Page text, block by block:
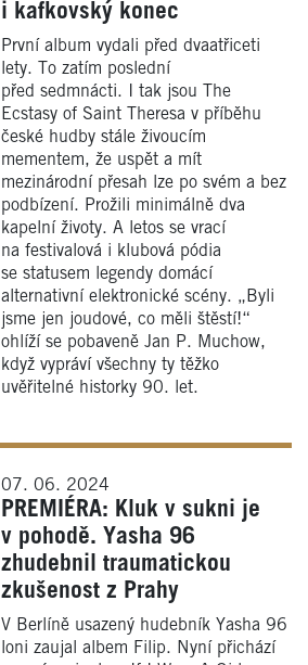
i kafkovský konec
První album vydali před dvaatřiceti
lety. To zatím poslední
před sedmnácti. I tak jsou The
Ecstasy of Saint Theresa v příběhu
české hudby stále živoucím
mementem, že uspět a mít
mezinárodní přesah lze po svém a bez
podbízení. Prožili minimálně dva
kapelní životy. A letos se vrací
na festivalová i klubová pódia
se statusem legendy domácí
alternativní elektronické scény. „Byli
jsme jen joudové, co měli štěstí!“
ohlíží se pobaveně Jan P. Muchow,
když vypráví všechny ty těžko
uvěřitelné historky 90. let.
07. 06. 2024
PREMIÉRA: Kluk v sukni je
v pohodě. Yasha 96
zhudebnil traumatickou
zkušenost z Prahy
V Berlíně usazený hudebník Yasha 96
loni zaujal albem Filip. Nyní přichází